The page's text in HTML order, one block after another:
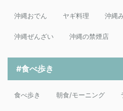
沖縄おでん ヤギ料理 沖縄
沖縄ぜんざい 沖縄の禁煙店
#食べ歩き
食べ歩き 朝食/モーニング